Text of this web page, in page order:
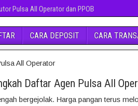
Pulsa All Operator dan PPOB
CARA DEPOSIT CARA
Daftar Agen Pulsa All
bergejolak. Harga pangan terus